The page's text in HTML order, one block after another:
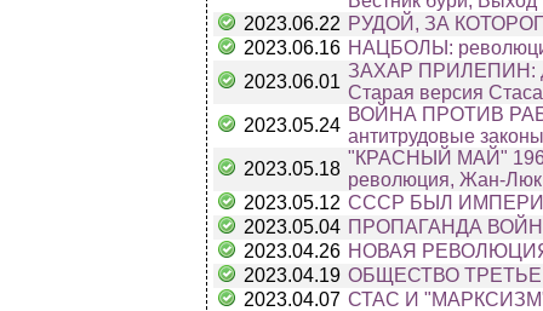
2023.06.22 РУДОЙ, ЗА
2023.06.16 НАЦБОЛЫ:
2023.06.01
ЗАХАР ПРИЛЕПИН:
Старая версия Стаса
2023.05.24
ВОЙНА ПРОТИВ
антитрудовые законы
2023.05.18
"КРАСНЫЙ МАЙ"
революция, Жан-Люк
2023.05.12 СССР БЫЛ
2023.05.04 ПРОПАГАНДА
2023.04.26 НОВАЯ РЕВОЛЮЦИЯ
2023.04.19 ОБЩЕСТВО
2023.04.07 СТАС И "МАРКСИЗМ"